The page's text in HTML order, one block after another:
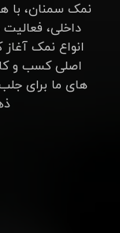
نمک سمنان،
داخلی،
انواع نمک
اصلی کسب و
های ما برای